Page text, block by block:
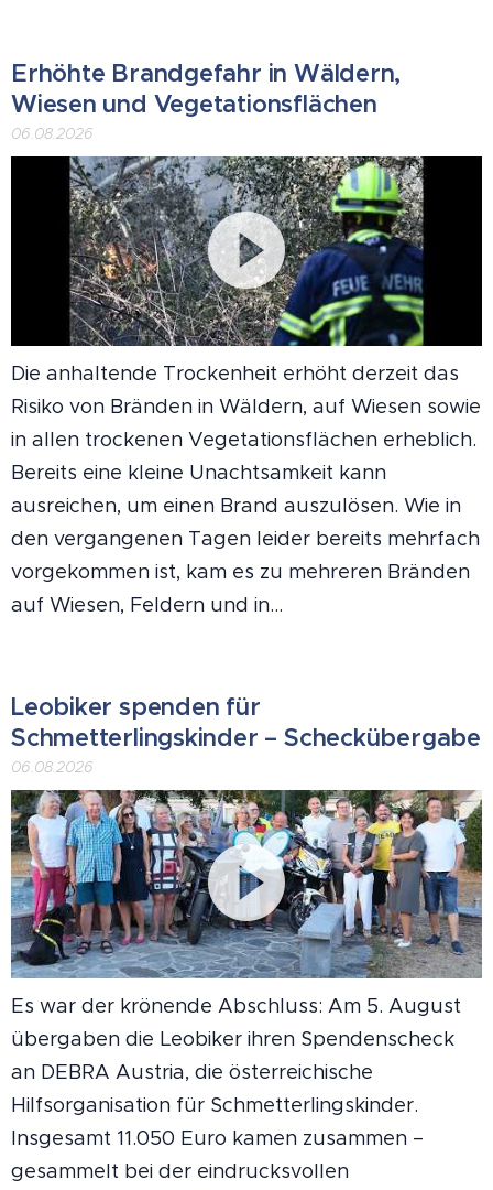
Erhöhte Brandgefahr in Wäldern,
Wiesen und Vegetationsflächen
06.08.2026
Die anhaltende Trockenheit erhöht derzeit das
Risiko von Bränden in Wäldern, auf Wiesen sowie
in allen trockenen Vegetationsflächen erheblich.
Bereits eine kleine Unachtsamkeit kann
ausreichen, um einen Brand auszulösen. Wie in
den vergangenen Tagen leider bereits mehrfach
vorgekommen ist, kam es zu mehreren Bränden
auf Wiesen, Feldern und in...
Leobiker spenden für
Schmetterlingskinder – Scheckübergabe
06.08.2026
Es war der krönende Abschluss: Am 5. August
übergaben die Leobiker ihren Spendenscheck
an DEBRA Austria, die österreichische
Hilfsorganisation für Schmetterlingskinder.
Insgesamt 11.050 Euro kamen zusammen –
gesammelt bei der eindrucksvollen